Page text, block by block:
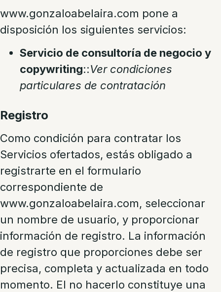
www.gonzaloabelaira.com pone a
disposición los siguientes servicios:
Servicio de consultoría de negocio y
copywriting::Ver condiciones
particulares de contratación
Registro
Como condición para contratar los
Servicios ofertados, estás obligado a
registrarte en el formulario
correspondiente de
www.gonzaloabelaira.com, seleccionar
un nombre de usuario, y proporcionar
información de registro. La información
de registro que proporciones debe ser
precisa, completa y actualizada en todo
momento. El no hacerlo constituye una